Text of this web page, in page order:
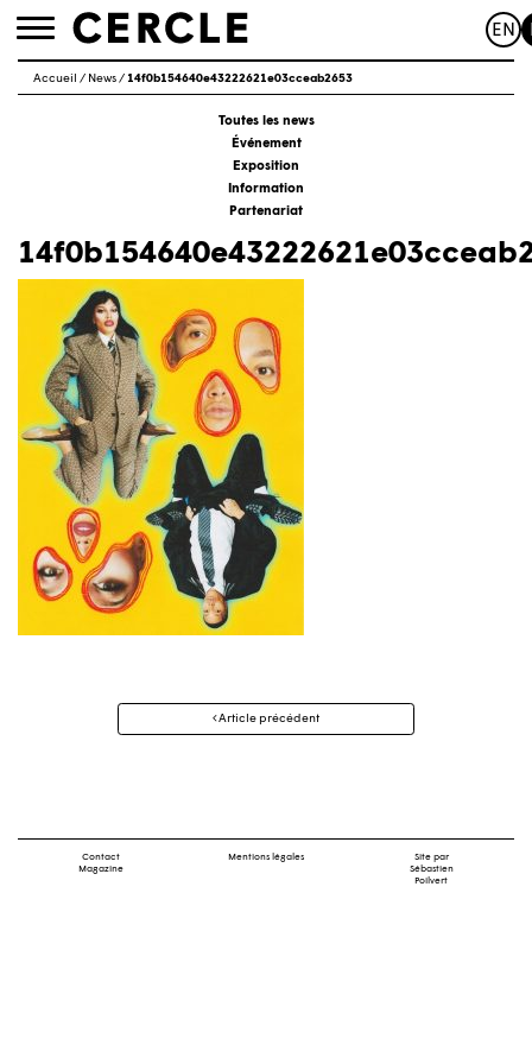
Toggle
EN
Accueil / News/ 14f0b154640e43222621e03cceab2653
Toutes les news
Événement
Exposition
Information
Partenariat
Navigation
Article précédent
Contact
Magazine
Mentions légales
Site par
Sébastien
Poilvert